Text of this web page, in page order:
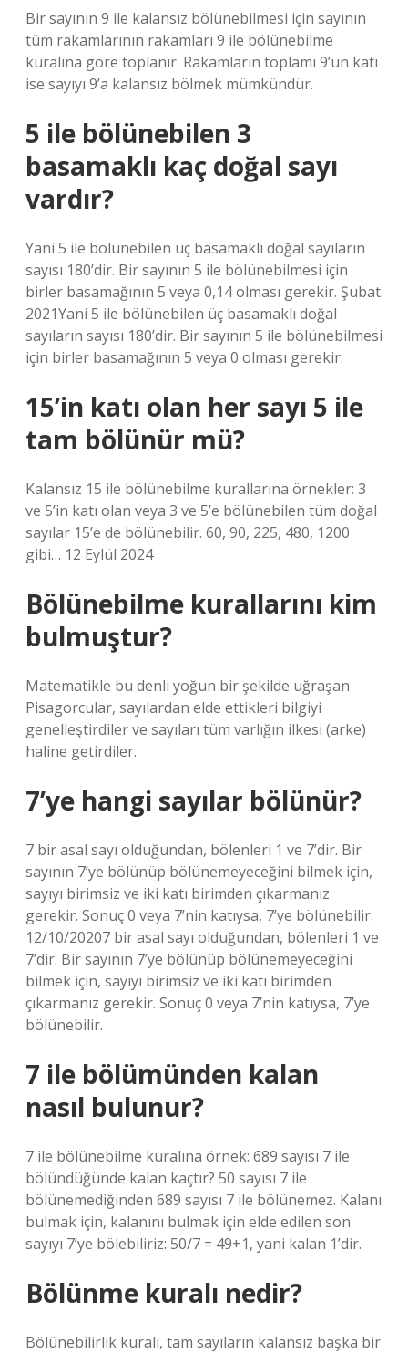
Bir sayının 9 ile kalansız bölünebilmesi için sayının
tüm rakamlarının rakamları 9 ile bölünebilme
kuralına göre toplanır. Rakamların toplamı 9’un katı
ise sayıyı 9’a kalansız bölmek mümkündür.
5 ile bölünebilen 3
basamaklı kaç doğal sayı
vardır?
Yani 5 ile bölünebilen üç basamaklı doğal sayıların
sayısı 180’dir. Bir sayının 5 ile bölünebilmesi için
birler basamağının 5 veya 0,14 olması gerekir. Şubat
2021Yani 5 ile bölünebilen üç basamaklı doğal
sayıların sayısı 180’dir. Bir sayının 5 ile bölünebilmesi
için birler basamağının 5 veya 0 olması gerekir.
15’in katı olan her sayı 5 ile
tam bölünür mü?
Kalansız 15 ile bölünebilme kurallarına örnekler: 3
ve 5’in katı olan veya 3 ve 5’e bölünebilen tüm doğal
sayılar 15’e de bölünebilir. 60, 90, 225, 480, 1200
gibi… 12 Eylül 2024
Bölünebilme kurallarını kim
bulmuştur?
Matematikle bu denli yoğun bir şekilde uğraşan
Pisagorcular, sayılardan elde ettikleri bilgiyi
genelleştirdiler ve sayıları tüm varlığın ilkesi (arke)
haline getirdiler.
7’ye hangi sayılar bölünür?
7 bir asal sayı olduğundan, bölenleri 1 ve 7’dir. Bir
sayının 7’ye bölünüp bölünemeyeceğini bilmek için,
sayıyı birimsiz ve iki katı birimden çıkarmanız
gerekir. Sonuç 0 veya 7’nin katıysa, 7’ye bölünebilir.
12/10/20207 bir asal sayı olduğundan, bölenleri 1 ve
7’dir. Bir sayının 7’ye bölünüp bölünemeyeceğini
bilmek için, sayıyı birimsiz ve iki katı birimden
çıkarmanız gerekir. Sonuç 0 veya 7’nin katıysa, 7’ye
bölünebilir.
7 ile bölümünden kalan
nasıl bulunur?
7 ile bölünebilme kuralına örnek: 689 sayısı 7 ile
bölündüğünde kalan kaçtır? 50 sayısı 7 ile
bölünemediğinden 689 sayısı 7 ile bölünemez. Kalanı
bulmak için, kalanını bulmak için elde edilen son
sayıyı 7’ye bölebiliriz: 50/7 = 49+1, yani kalan 1’dir.
Bölünme kuralı nedir?
Bölünebilirlik kuralı, tam sayıların kalansız başka bir